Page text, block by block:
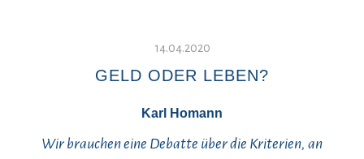
14.04.2020
GELD ODER LEBEN?
Karl Homann
Wir brauchen eine Debatte über die Kriterien, an